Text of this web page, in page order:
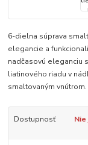
6-dielna súprava
elegancie a
nadčasovú eleganciu
liatinového riadu v
smaltovaným vnútrom.
Dostupnosť